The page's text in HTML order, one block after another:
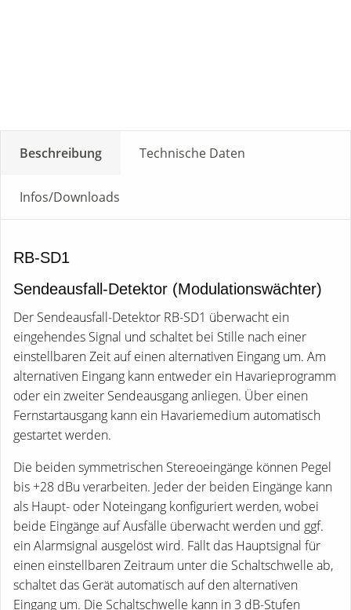
Beschreibung Technische Daten
Infos/Downloads
RB-SD1
Sendeausfall-Detektor (Modulationswächter)
Der Sendeausfall-Detektor RB-SD1 überwacht ein
eingehendes Signal und schaltet bei Stille nach einer
einstellbaren Zeit auf einen alternativen Eingang um. Am
alternativen Eingang kann entweder ein Havarieprogramm
oder ein zweiter Sendeausgang anliegen. Über einen
Fernstartausgang kann ein Havariemedium automatisch
gestartet werden.
Die beiden symmetrischen Stereoeingänge können Pegel
bis +28 dBu verarbeiten. Jeder der beiden Eingänge kann
als Haupt- oder Noteingang konfiguriert werden, wobei
beide Eingänge auf Ausfälle überwacht werden und ggf.
ein Alarmsignal ausgelöst wird. Fällt das Hauptsignal für
einen einstellbaren Zeitraum unter die Schaltschwelle ab,
schaltet das Gerät automatisch auf den alternativen
Eingang um. Die Schaltschwelle kann in 3 dB-Stufen